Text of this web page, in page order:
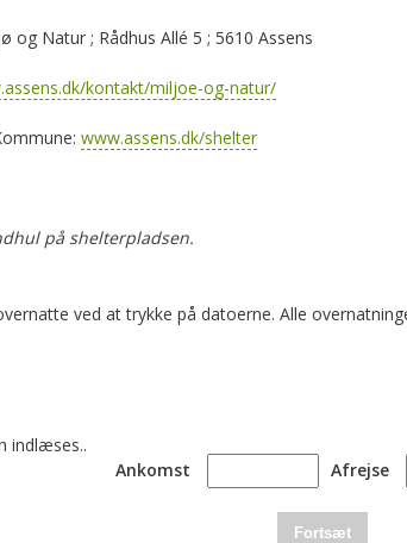
og Natur ; Rådhus Allé 5 ; 5610 Assens
kontakt/miljoe-og-natur/
www.assens.dk/shelter
på shelterpladsen.
ved at trykke på datoerne. Alle
indlæses..
Ankomst
Afrejse
Fortsæt